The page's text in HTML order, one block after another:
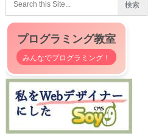
プログラミング教室
みんなでプログラミング！